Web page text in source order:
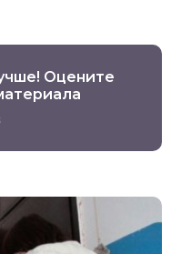
Оцените